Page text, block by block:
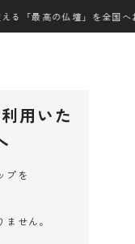
る「最高の仏壇」を全国へ
用いた
プを
せん。